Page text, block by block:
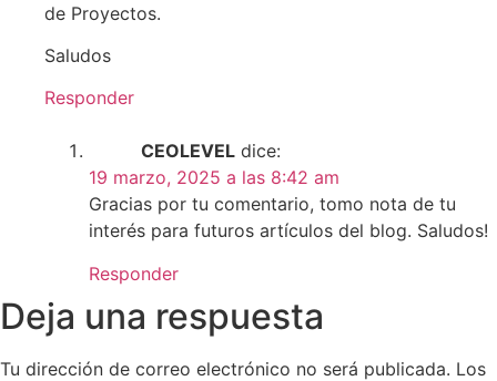
de Proyectos.
Saludos
Responder
CEOLEVEL dice:
19 marzo, 2025 a las 8:42 am
Gracias por tu comentario, tomo nota de tu
interés para futuros artículos del blog. Saludos!
Responder
Deja una respuesta
Tu dirección de correo electrónico no será publicada. Los